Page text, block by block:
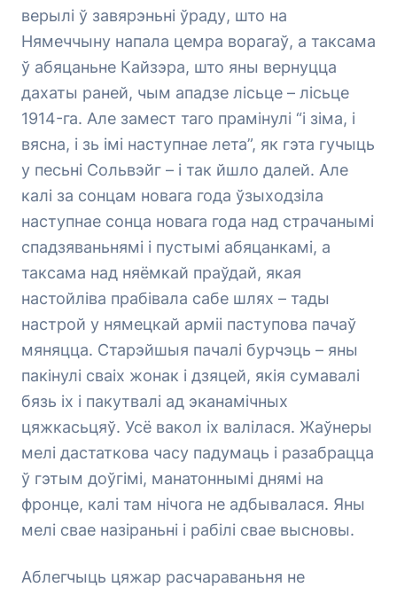
верылі ў завярэньні ўраду, што на
Нямеччыну напала цемра ворагаў, а таксама
ў абяцаньне Кайзэра, што яны вернуцца
дахаты раней, чым ападзе лісьце – лісьце
1914-га. Але замест таго прамінулі “і зіма, і
вясна, і зь імі наступнае лета”, як гэта гучыць
у песьні Сольвэйг – і так йшло далей. Але
калі за сонцам новага года ўзыходзіла
наступнае сонца новага года над страчанымі
спадзяваньнямі і пустымі абяцанкамі, а
таксама над няёмкай праўдай, якая
настойліва прабівала сабе шлях – тады
настрой у нямецкай арміі паступова пачаў
мяняцца. Старэйшыя пачалі бурчэць – яны
пакінулі сваіх жонак і дзяцей, якія сумавалі
бязь іх і пакутвалі ад эканамічных
цяжкасьцяў. Усё вакол іх валілася. Жаўнеры
мелі дастаткова часу падумаць і разабрацца
ў гэтым доўгімі, манатоннымі днямі на
фронце, калі там нічога не адбывалася. Яны
мелі свае назіраньні і рабілі свае высновы.
Аблегчыць цяжар расчараваньня не